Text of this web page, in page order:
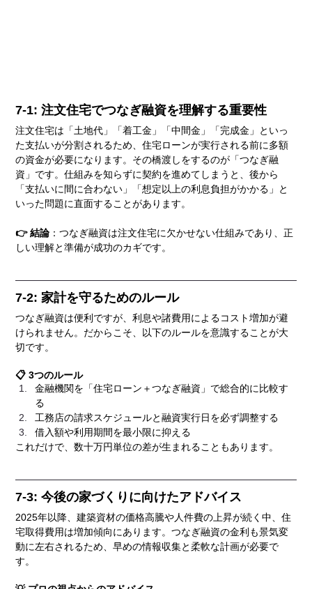
7-1: 注文住宅でつなぎ融資を理解する重要性
注文住宅は「土地代」「着工金」「中間金」「完成金」といっ
た支払いが分割されるため、住宅ローンが実行される前に多額
の資金が必要になります。その橋渡しをするのが「つなぎ融
資」です。仕組みを知らずに契約を進めてしまうと、後から
「支払いに間に合わない」「想定以上の利息負担がかかる」と
いった問題に直面することがあります。
👉 結論 ：つなぎ融資は注文住宅に欠かせない仕組みであり、正
しい理解と準備が成功のカギです。
7-2: 家計を守るためのルール
つなぎ融資は便利ですが、利息や諸費用によるコスト増加が避
けられません。だからこそ、以下のルールを意識することが大
切です。
📋 3つのルール
金融機関を「住宅ローン＋つなぎ融資」で総合的に比較す
る
工務店の請求スケジュールと融資実行日を必ず調整する
借入額や利用期間を最小限に抑える
これだけで、数十万円単位の差が生まれることもあります。
7-3: 今後の家づくりに向けたアドバイス
2025年以降、建築資材の価格高騰や人件費の上昇が続く中、住
宅取得費用は増加傾向にあります。つなぎ融資の金利も景気変
動に左右されるため、早めの情報収集と柔軟な計画が必要で
す。